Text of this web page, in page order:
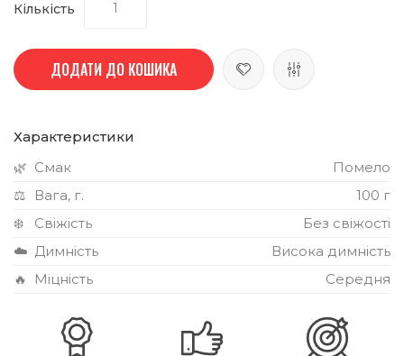
Кількість
ДОДАТИ ДО КОШИКА
Характеристики
🌿 Смак
Помело
⚖️
Вага, г.
100 г
❄️
Свіжість
Без свіжості
☁️ Димність
Висока димність
🔥
Міцність Середня